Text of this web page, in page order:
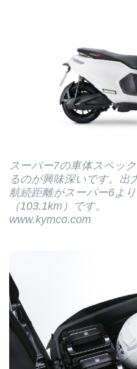
スーパー7の車体スペッ
るのが興味深いです。出
航続距離がスーパー6よ
（103.1km）です。
www.kymco.com